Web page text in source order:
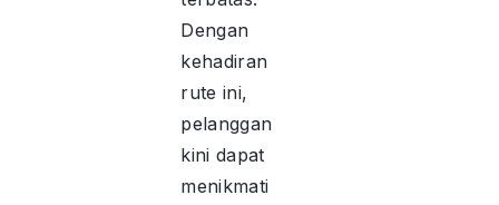
Dengan
kehadiran
rute ini,
pelanggan
kini dapat
menikmati